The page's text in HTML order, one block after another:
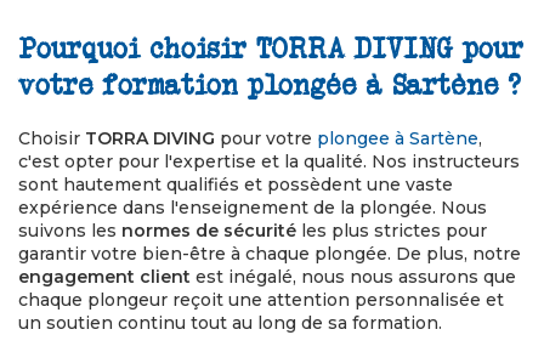
Pourquoi choisir TORRA DIVING pour
votre formation plongée à Sartène ?
Choisir TORRA DIVING pour votre plongee à Sartène,
c'est opter pour l'expertise et la qualité. Nos instructeurs
sont hautement qualifiés et possèdent une vaste
expérience dans l'enseignement de la plongée. Nous
suivons les normes de sécurité les plus strictes pour
garantir votre bien-être à chaque plongée. De plus, notre
engagement client est inégalé, nous nous assurons que
chaque plongeur reçoit une attention personnalisée et
un soutien continu tout au long de sa formation.